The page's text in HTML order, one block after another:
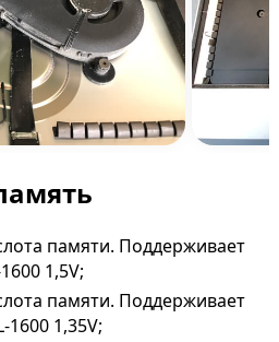
памяти. Поддерживает
1,5V;
памяти. Поддерживает
1600 1,35V;